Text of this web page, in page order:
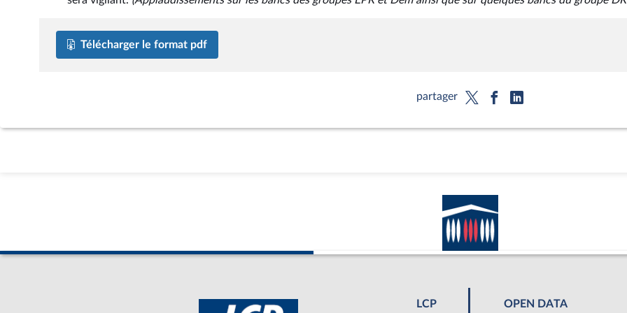
Télécharger le format pdf
partager
LCP
OPEN DATA